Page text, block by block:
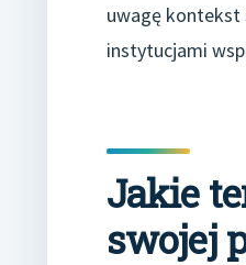
uwagę kontekst
instytucjami
Jakie
swojej